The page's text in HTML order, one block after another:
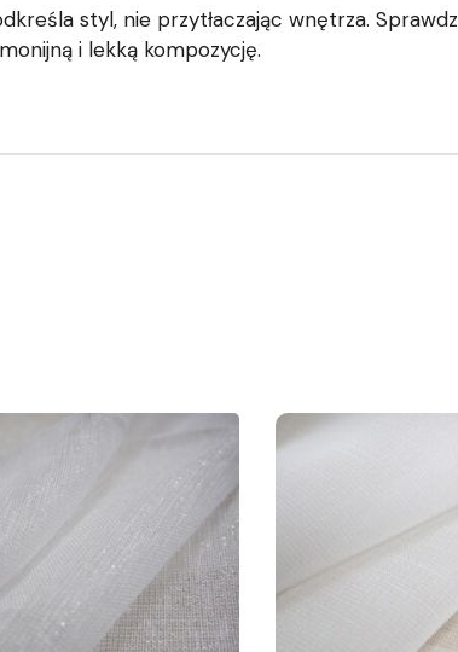
styl, nie przytłaczając wnętrza.
i lekką kompozycję.